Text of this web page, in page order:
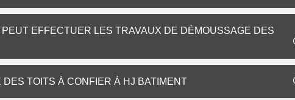
EFFECTUER LES TRAVAUX DE DÉMOUSSAGE DES
TOITS À CONFIER À HJ BATIMENT